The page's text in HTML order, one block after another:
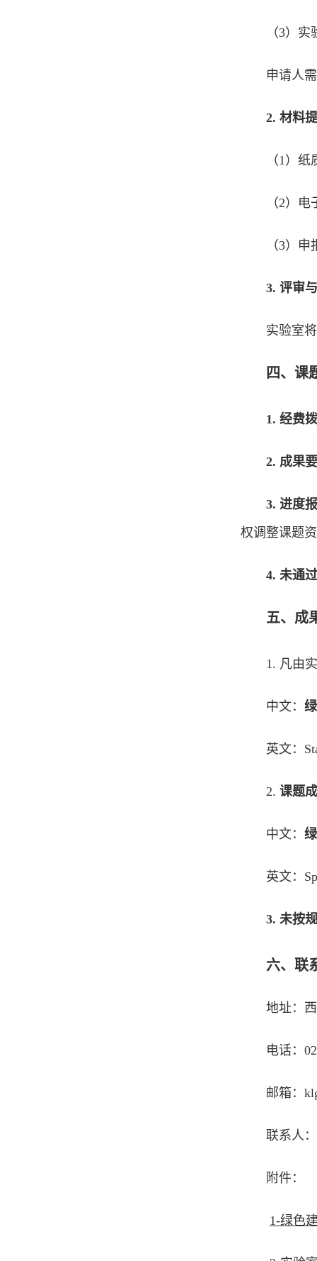
（3）
申请人
2. 材料
（1）
（2）
（3）
3. 评审
实验室
四、课
1. 经费
2. 成果
3. 进度
权调整课题
4. 未通
五、成
1. 凡由
中文：
英文：
2. 课题
中文：
英文：
3. 未按
六、联
地址：
电话：
邮箱：
联系人
附件：
1-绿色